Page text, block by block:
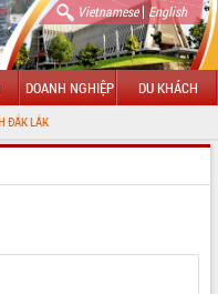
Vietnamese| English
DOANH NGHIỆP DU KHÁCH